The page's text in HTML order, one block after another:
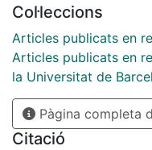
Col·leccions
Articles publicats en
Articles publicats en
la Universitat de
Pàgina completa
Citació